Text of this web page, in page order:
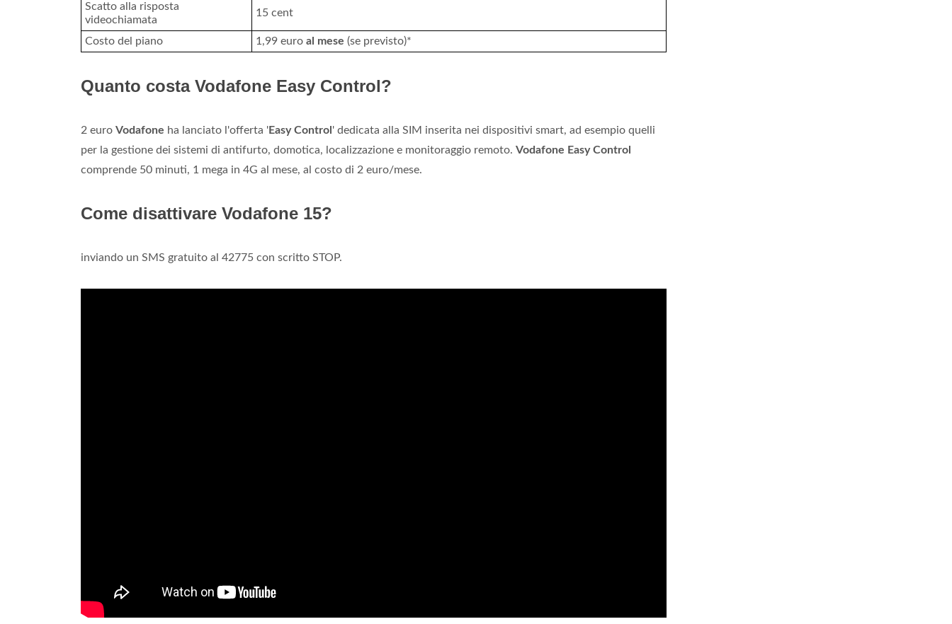
Scatto alla risposta
videochiamata
15 cent
Costo del piano 1,99 euro al mese (se previsto)*
Quanto costa Vodafone Easy Control?
2 euro Vodafone ha lanciato l'offerta 'Easy Control ' dedicata alla SIM inserita nei dispositivi smart, ad esempio quelli
per la gestione dei sistemi di antifurto, domotica, localizzazione e monitoraggio remoto. Vodafone Easy Control
comprende 50 minuti, 1 mega in 4G al mese, al costo di 2 euro/mese.
Come disattivare Vodafone 15?
inviando un SMS gratuito al 42775 con scritto STOP.